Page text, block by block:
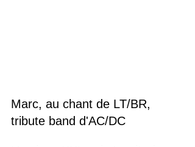
Marc, au chant de LT/BR,
tribute band d'AC/DC